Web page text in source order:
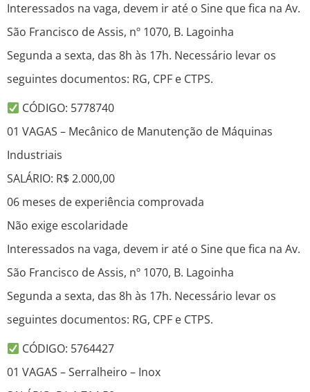
Interessados na vaga, devem ir até o Sine que fica na Av.
São Francisco de Assis, nº 1070, B. Lagoinha
Segunda a sexta, das 8h às 17h. Necessário levar os
seguintes documentos: RG, CPF e CTPS.
CÓDIGO: 5778740
01 VAGAS – Mecânico de Manutenção de Máquinas
Industriais
SALÁRIO: R$ 2.000,00
06 meses de experiência comprovada
Não exige escolaridade
Interessados na vaga, devem ir até o Sine que fica na Av.
São Francisco de Assis, nº 1070, B. Lagoinha
Segunda a sexta, das 8h às 17h. Necessário levar os
seguintes documentos: RG, CPF e CTPS.
CÓDIGO: 5764427
01 VAGAS – Serralheiro – Inox